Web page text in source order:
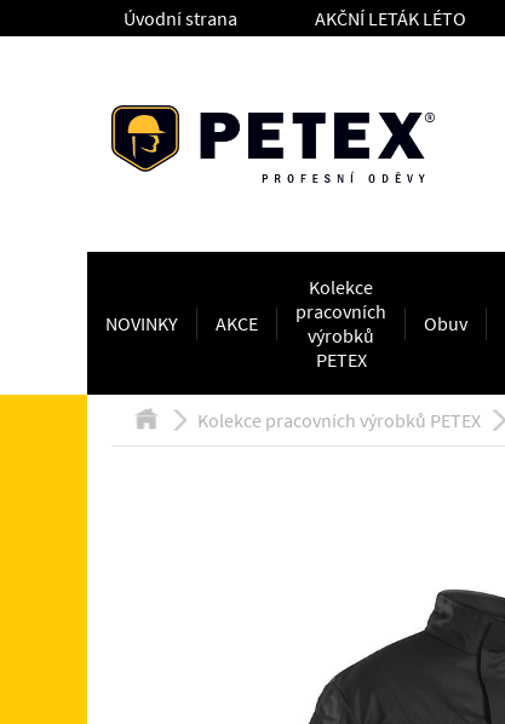
Úvodní strana AKČNÍ LETÁK LÉTO
NOVINKY AKCE
Kolekce
pracovních
výrobků
PETEX
Obuv
Kolekce pracovních výrobků PETEX